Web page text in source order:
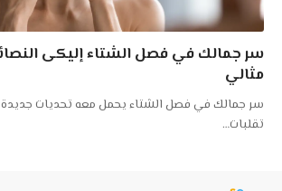
سر جمالك في فصل الشتاء إليكى
مثالي
سر جمالك في فصل الشتاء يحمل معه تحديات جديدة
تقلبات…